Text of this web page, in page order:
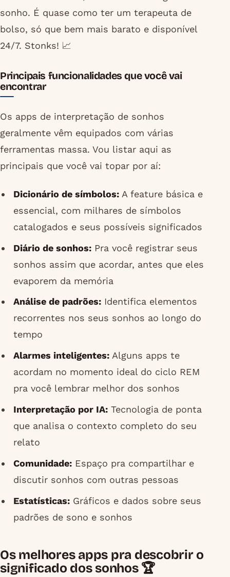
sonho. É quase como ter um terapeuta de
bolso, só que bem mais barato e disponível
24/7. Stonks! 📈
Principais funcionalidades que você vai
encontrar
Os apps de interpretação de sonhos
geralmente vêm equipados com várias
ferramentas massa. Vou listar aqui as
principais que você vai topar por aí:
Dicionário de símbolos:A feature básica e
essencial, com milhares de símbolos
catalogados e seus possíveis significados
Diário de sonhos:Pra você registrar seus
sonhos assim que acordar, antes que eles
evaporem da memória
Análise de padrões:Identifica elementos
recorrentes nos seus sonhos ao longo do
tempo
Alarmes inteligentes:Alguns apps te
acordam no momento ideal do ciclo REM
pra você lembrar melhor dos sonhos
Interpretação por IA:Tecnologia de ponta
que analisa o contexto completo do seu
relato
Comunidade:Espaço pra compartilhar e
discutir sonhos com outras pessoas
Estatísticas:Gráficos e dados sobre seus
padrões de sono e sonhos
Os melhores apps pra descobrir o
significado dos sonhos 🏆